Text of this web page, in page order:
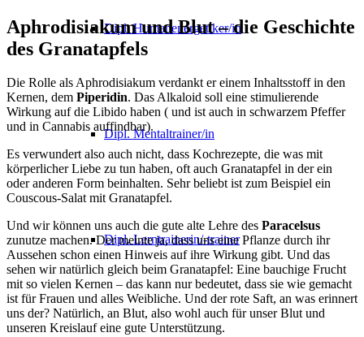
Dipl. Humanenergetiker/in
Dipl. Mentaltrainer/in
Dipl. Lerntrainerin/-trainer
Aphrodisiakum und Blut – die Geschichte
des Granatapfels
Die Rolle als Aphrodisiakum verdankt er einem Inhaltsstoff in den
Kernen, dem Piperidin. Das Alkaloid soll eine stimulierende
Wirkung auf die Libido haben ( und ist auch in schwarzem Pfeffer
und in Cannabis auffindbar).
Es verwundert also auch nicht, dass Kochrezepte, die was mit
körperlicher Liebe zu tun haben, oft auch Granatapfel in der ein
oder anderen Form beinhalten. Sehr beliebt ist zum Beispiel ein
Couscous-Salat mit Granatapfel.
Und wir können uns auch die gute alte Lehre des Paracelsus
zunutze machen. Der meinte ja, dass uns eine Pflanze durch ihr
Aussehen schon einen Hinweis auf ihre Wirkung gibt. Und das
sehen wir natürlich gleich beim Granatapfel: Eine bauchige Frucht
mit so vielen Kernen – das kann nur bedeutet, dass sie wie gemacht
ist für Frauen und alles Weibliche. Und der rote Saft, an was erinnert
uns der? Natürlich, an Blut, also wohl auch für unser Blut und
unseren Kreislauf eine gute Unterstützung.